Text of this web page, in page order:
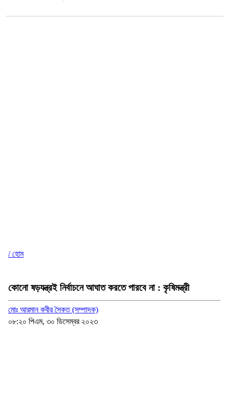
/ হোম
কোনো ষড়যন্ত্রই নির্বাচনে আঘাত করতে পারবে না : কৃষিমন্ত্রী
মোঃ আরমান কবীর সৈকত (সম্পাদক)
০৮:২০ পিএম, ৩০ ডিসেম্বর ২০২৩